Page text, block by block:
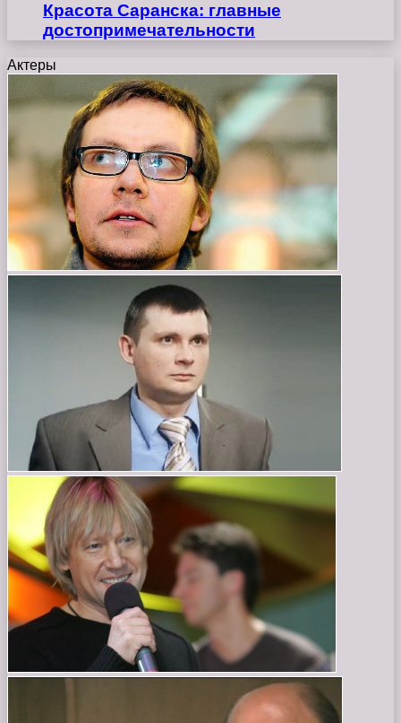
Красота Саранска: главные
достопримечательности
Актеры